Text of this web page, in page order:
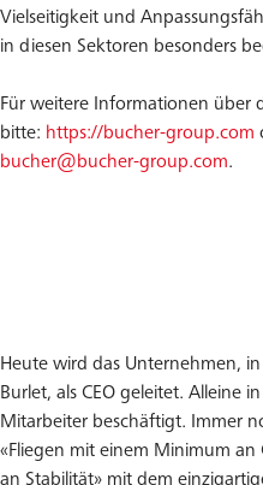
Vielseitigkeit und
in diesen Sektoren besonders
Für weitere Informationen über
bitte: https://bucher-group.com
bucher@bucher-group.com.
Heute wird das Unternehmen,
Burlet, als CEO geleitet. Alleine
Mitarbeiter beschäftigt. Immer
«Fliegen mit einem Minimum
an Stabilität» mit dem